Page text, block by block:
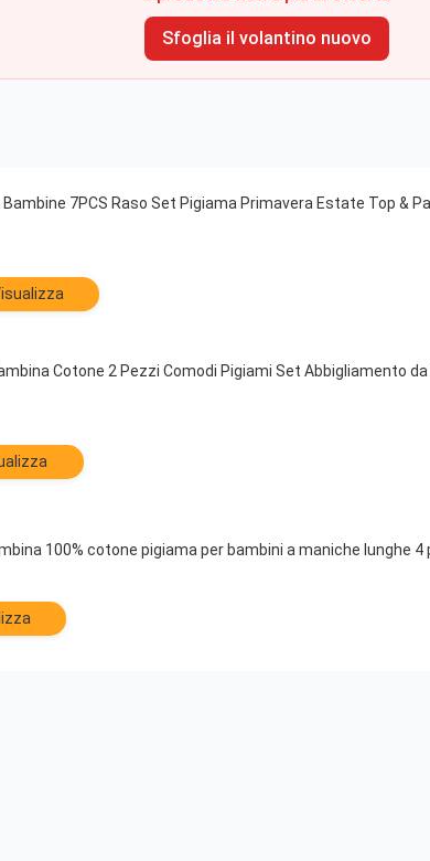
Sfoglia il volantino nuovo
7PCS Raso Set Pigiama Primavera Estate Top &
Cotone 2 Pezzi Comodi Pigiami Set Abbigliamento
100% cotone pigiama per bambini a maniche lunghe 4